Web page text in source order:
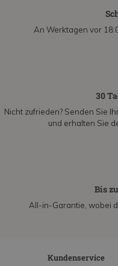
An Werktagen vor
30
Nicht zufrieden? Senden Sie
und erhalten Sie
Bis
All-in-Garantie, wobei
Kundenservice